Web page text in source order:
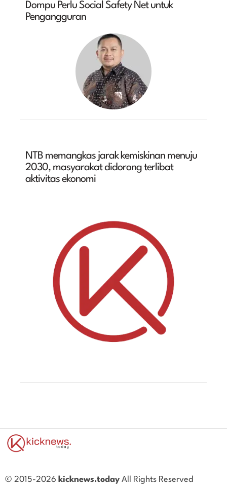
Dompu Perlu Social Safety Net untuk
Pengangguran
NTB memangkas jarak kemiskinan menuju
2030, masyarakat didorong terlibat
aktivitas ekonomi
© 2015-2026 kicknews.today All Rights Reserved